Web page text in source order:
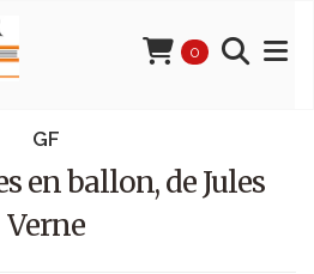
0
GF
en ballon, de Jules
Verne